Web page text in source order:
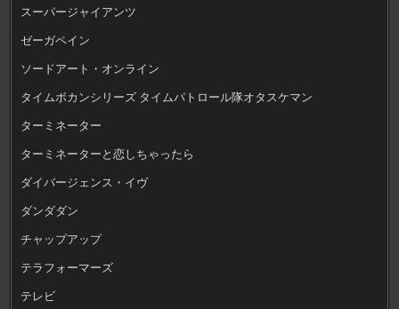
スーパージャイアンツ
ゼーガペイン
ソードアート・オンライン
タイムボカンシリーズ タイムパトロール隊オタスケマン
ターミネーター
ターミネーターと恋しちゃったら
ダイバージェンス・イヴ
ダンダダン
チャップアップ
テラフォーマーズ
テレビ